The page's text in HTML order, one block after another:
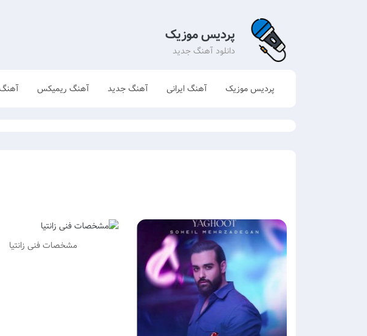
پردیس موزیک
دانلود آهنگ جدید
پردیس موزیک آهنگ ایرانی آهنگ جدید آهنگ ریمیکس
مشخصات فنی زانتیا